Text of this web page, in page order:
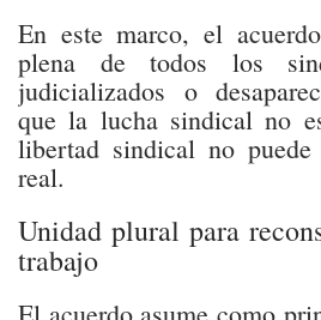
En este marco, el
plena de todos los
judicializados o
que la lucha sindical no
libertad sindical no puede
real.
Unidad plural para
trabajo